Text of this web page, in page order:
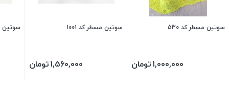
سوتین مسطر کد 530
1,000,000تومان
سوتین مسطر کد 1001
1,560,000تومان
سوتین